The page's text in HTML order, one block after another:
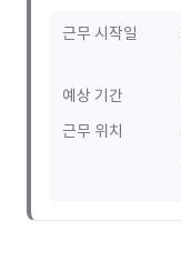
근무 시작일
예상 기간
근무 위치